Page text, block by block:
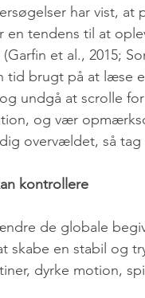
har vist,
en tendens til at
et al., 2015;
tid brugt på at læse
undgå at scrolle
og vær
overvældet, så tag
kontrollere
de globale
skabe en stabil og
dyrke motion,